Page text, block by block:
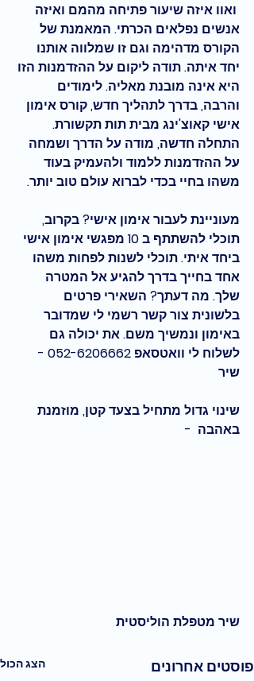
ואוו איזה שיעור פתיחה מהמם ואיזה
אנשים נפלאים הכרתי. המאמנת של
הקורס מדהימה וגם זו שמלווה אותנו
יחד איתה. תודה ליקום על ההזדמנות הזו
היא אינה מובנת מאליה. לימודים
והרבה, בדרך לתהליך חדש, קורס אימון
אישי קאוצ'ינג מבית תות תקשורת.
התחלה חדשה, מודה על הדרך ושמחה
על ההזדמנות ללמוד ולהעמיק בעוד
משהו בחיי בכדי לברוא עולם טוב יותר.
מעוניינת לעבור אימון אישי? בקרוב,
תוכלי להשתתף ב 10 מפגשי אימון אישי
ביחד איתי. תוכלי לשנות לפחות משהו
אחד בחייך בדרך להגיע אל המטרה
שלך. מה דעתך? השאירי פרטים
בלשונית צור קשר רשמי לי שמדובר
באימון ונמשיך משם. את יכולה גם
לשלוח לי וואטסאפ 052-6206662 -
שיר
שינוי גדול מתחיל בצעד קטן, מוזמנת
באהבה  -
שיר מטפלת הוליסטית
פוסטים אחרונים הצג הכול